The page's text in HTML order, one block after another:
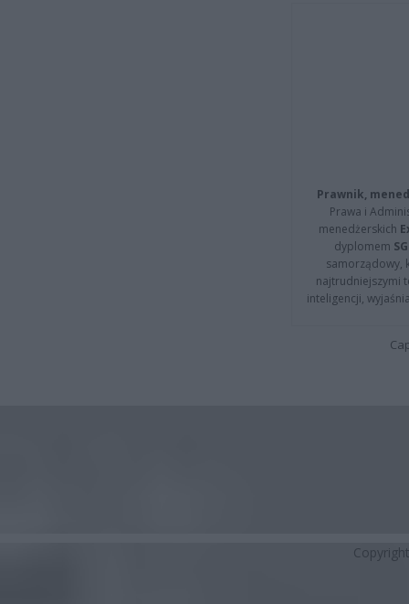
Prawnik,
Prawa i
menedżerskich
dyplomem
samorządowy,
najtrudniejszymi
inteligencji,